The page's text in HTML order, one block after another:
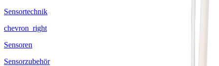
Sensortechnik
chevron_right
Sensoren
Sensorzubehör